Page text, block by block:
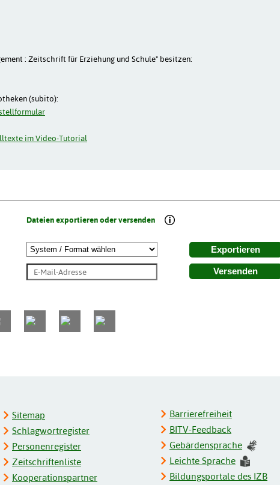
: Zeitschrift für Erziehung und Schule" besitzen:
(subito):
im Video-Tutorial
Dateien exportieren oder versenden
Exportieren
Versenden
Sitemap
Schlagwortregister
Personenregister
Zeitschriftenliste
Kooperationspartner
Barrierefreiheit
BITV-Feedback
Gebärdensprache
Leichte Sprache
Bildungsportale des IZB